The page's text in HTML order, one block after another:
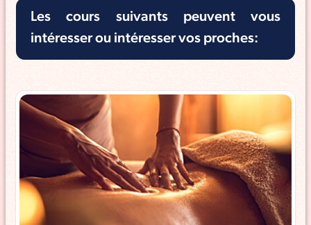
Les cours suivants peuvent vous
intéresser ou intéresser vos proches: